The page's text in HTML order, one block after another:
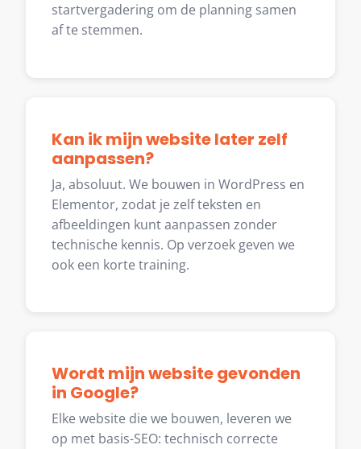
startvergadering om de planning samen
af te stemmen.
Kan ik mijn website later zelf
aanpassen?
Ja, absoluut. We bouwen in WordPress en
Elementor, zodat je zelf teksten en
afbeeldingen kunt aanpassen zonder
technische kennis. Op verzoek geven we
ook een korte training.
Wordt mijn website gevonden
in Google?
Elke website die we bouwen, leveren we
op met basis-SEO: technisch correcte